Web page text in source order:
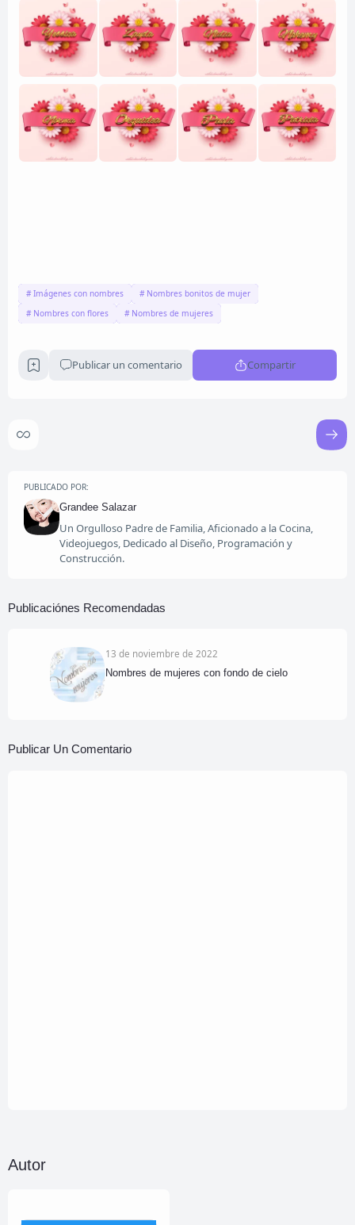
Imágenes con nombres
Nombres bonitos de mujer
Nombres con flores
Nombres de mujeres
Publicar un comentario Compartir
PUBLICADO POR:
Grandee Salazar
Un Orgulloso Padre de Familia, Aficionado a la Cocina,
Videojuegos, Dedicado al Diseño, Programación y
Construcción.
Publicaciónes Recomendadas
13 de noviembre de 2022
Nombres de mujeres con fondo de cielo
Publicar Un Comentario
Autor